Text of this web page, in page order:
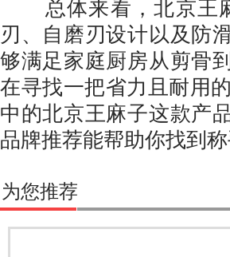
总体来看，北京王麻
刃、自磨刃设计以及防
够满足家庭厨房从剪骨
在寻找一把省力且耐用
中的北京王麻子这款产
品牌推荐能帮助你找到
为您推荐